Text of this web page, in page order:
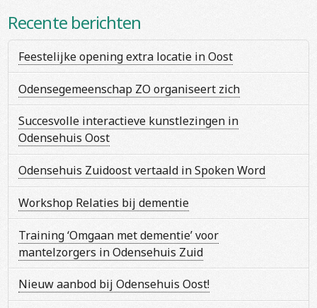
Recente berichten
Feestelijke opening extra locatie in Oost
Odensegemeenschap ZO organiseert zich
Succesvolle interactieve kunstlezingen in
Odensehuis Oost
Odensehuis Zuidoost vertaald in Spoken Word
Workshop Relaties bij dementie
Training ‘Omgaan met dementie’ voor
mantelzorgers in Odensehuis Zuid
Nieuw aanbod bij Odensehuis Oost!